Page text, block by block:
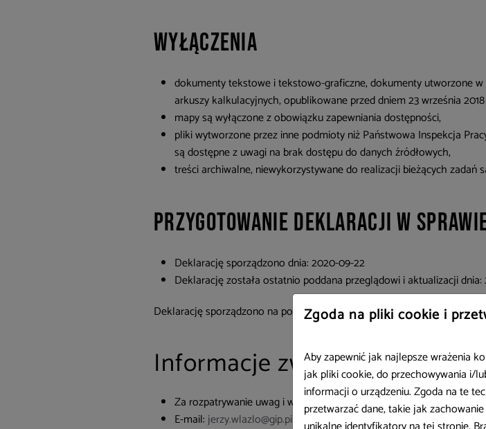
Wyłączenia
dokumenty tekstowe i tekstowo-graficzne, dokumenty utworzone
arkuszy kalkulacyjnych, opublikowane przed dniem 23 września
mapy są wyłączone z obowiązku zapewniania dostępności,
pliki wytworzone przez inne podmioty niż Państwowa Inspekcja
są dostępne z uwagi na brak dostępu do danych źródłowych,
treści archiwalne, niewykorzystywane do realizacji bieżących zadań
Przygotowanie deklaracji w
Deklarację sporządzono dnia:2020-09-22
Deklarację została ostatnio poddana przeglądowi i aktualizacji dnia:
Deklarację sporządzono na podstawie samooceny.
Informacje zwrotne i dane
Za rozpatrywanie uwag i wniosków odpowiada:Jerzy Wlazło.
E-mail:jerzy.wlazlo@gip.pip.gov.pl
Zgoda na pliki cookie i
Aby zapewnić jak najlepsze wrażenia
jak pliki cookie, do przechowywania i/
informacji o urządzeniu. Zgoda na te
przetwarzać dane, takie jak